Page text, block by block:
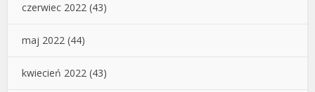
czerwiec 2022 (43)
maj 2022 (44)
kwiecień 2022 (43)